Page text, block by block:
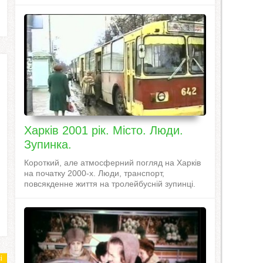
Харків 2001 рік. Місто. Люди.
Зупинка.
Короткий, але атмосферний погляд на Харків
на початку 2000-х. Люди, транспорт,
повсякденне життя на тролейбусній зупинці.